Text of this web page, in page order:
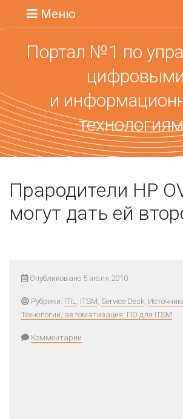
Меню
Портал №1 по
цифровыми
и
Прародители HP
могут дать ей
Опубликовано 5 июля 2010
Рубрики: ITIL, ITSM, Service Desk,
Технологии, автоматизация, ПО для ITSM
Комментарии